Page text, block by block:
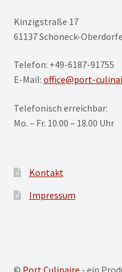
Kinzigstraße 17
61137 Schöneck-
Telefon: +49-6187-91755
E-Mail: office@port-
Telefonisch erreichbar:
Mo. – Fr. 10.00 – 18.00 Uhr
Kontakt
Impressum
© Port Culinaire - ein